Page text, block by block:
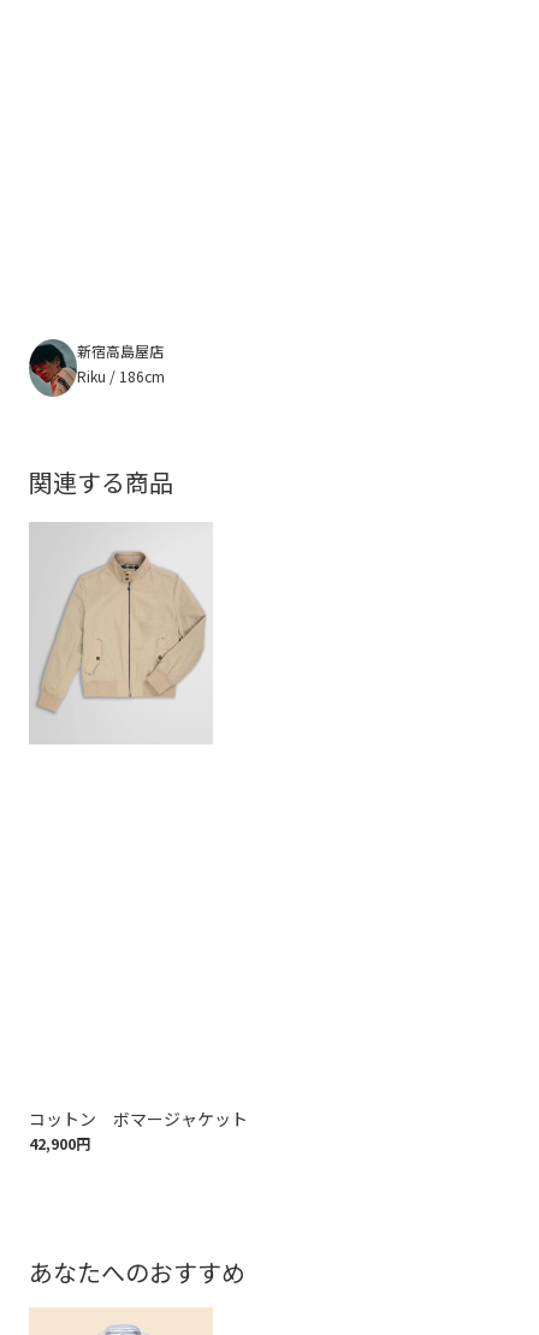
新宿高島屋店
Riku / 186cm
関連する商品
コットン ボマージャケット
42,900円
あなたへのおすすめ